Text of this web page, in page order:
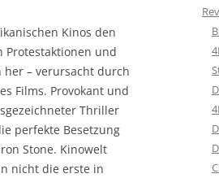
Kinos den
Protestaktionen und
– verursacht durch
Films. Provokant und
Thriller
perfekte Besetzung
Stone. Kinowelt
nicht die erste in